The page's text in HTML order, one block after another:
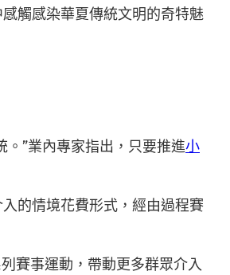
觸感染華夏傳統文明的奇特魅
。”業內專家指出，只要推進小
的情境花費形式，經由過程賽
賽事運動，帶動更多群眾介入